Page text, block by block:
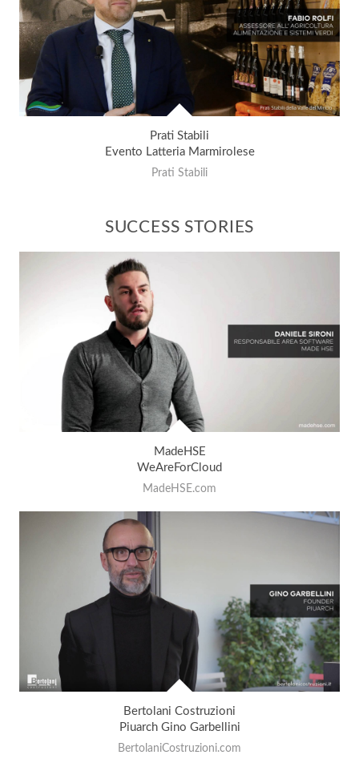
Prati Stabili
Evento Latteria Marmirolese
Prati Stabili
SUCCESS STORIES
MadeHSE
WeAreForCloud
MadeHSE.com
Bertolani Costruzioni
Piuarch Gino Garbellini
BertolaniCostruzioni.com